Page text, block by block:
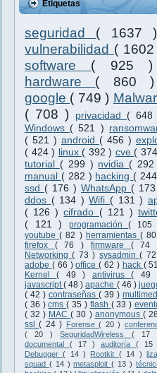
Etiquetas
seguridad ( 1637 )
vulnerabilidad (
software ( 925 )
hardware ( 860 )
google ( 749 )
( 708 )
privacidad ( 648
Windows ( 521 )
( 521 ) android ( 456 )
( 424 ) linux ( 392 ) cve (
tutorial ( 299 ) nvidia ( 292
manual ( 282 ) hacking (
ssd ( 176 ) WhatsApp (
ddos ( 134 )Wifi ( 131 )
( 126 )cifrado ( 121 )
( 121 ) programación( 105
youtube( 82 ) herramientas(
firefox ( 76 ) firmware ( 74
Networking( 73 ) sysadmin(
adobe ( 66 )office( 62 ) hack (
Kernel( 49 ) antivirus( 49
javascript( 48 )apache ( 46 )
( 42 ) contraseñas ( 39 )
( 36 )cms( 35 ) flash ( 33 )
( 32 ) MAC( 30 ) anonymous (
ssl( 24 ) Forense( 20 )
( 20 )SeguridadWireless ( 17
documental ( 17 ) auditoría ( 15
Debugger( 14 ) Rootkit ( 14 )
squad ( 14 )metasploit( 13 )